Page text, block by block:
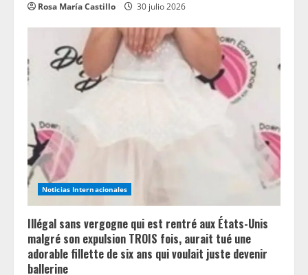
Rosa María Castillo 30 julio 2026
Noticias Internacionales
Illégal sans vergogne qui est rentré aux États-Unis
malgré son expulsion TROIS fois, aurait tué une
adorable fillette de six ans qui voulait juste devenir
ballerine